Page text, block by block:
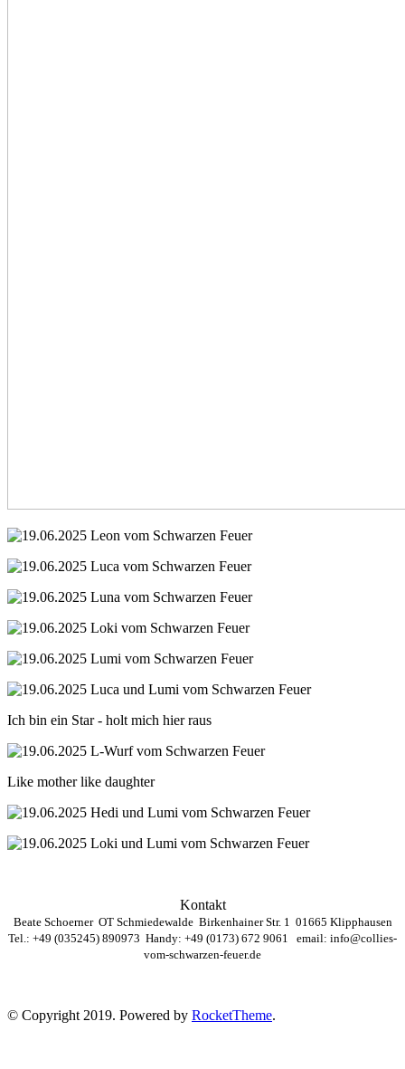
Ich bin ein Star - holt mich hier raus
Like mother like daughter
Kontakt
Beate Schoerner OT Schmiedewalde Birkenhainer Str. 1 01665 Klipphausen
Tel.: +49 (035245) 890973 Handy: +49 (0173) 672 9061 email: info@collies-
vom-schwarzen-feuer.de
© Copyright 2019. Powered by RocketTheme.